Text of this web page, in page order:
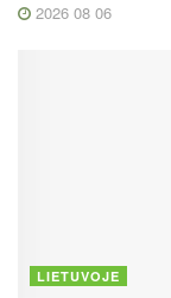
2026 08 06
LIETUVOJE